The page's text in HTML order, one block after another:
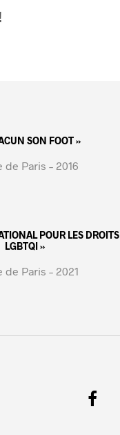
SON FOOT »
de Paris – 2016
POUR LES DROITS
LGBTQI »
de Paris – 2021